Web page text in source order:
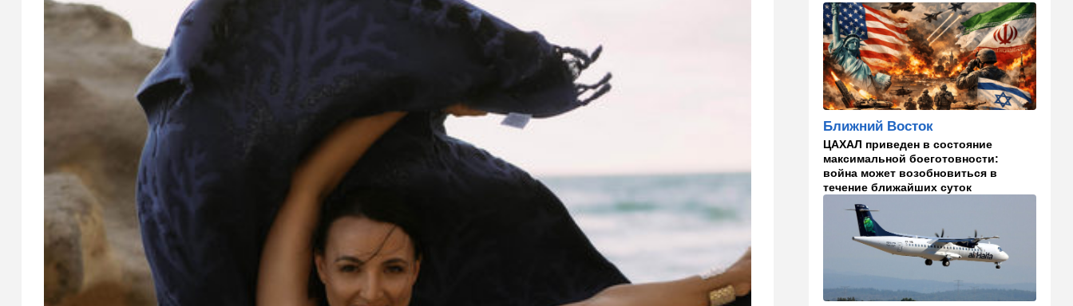
наконец запаниковала?
10:10 В мире
"Холодные сферы" над
Ближним Востоком:
Пентагон выложил новую
партию Х-файлов
Я формирую свой
собственный нарратив
Новости Украины
РФ нанесла удар
баллистикой по Киеву и
дронами по области — есть
08:45 Ближний Восток
Ближний Восток
ЦАХАЛ приведен в состояние
максимальной боеготовности:
война может возобновиться в
течение ближайших суток